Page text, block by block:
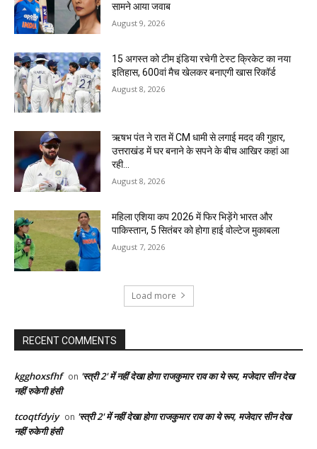
सामने आया जवाब
August 9, 2026
15 अगस्त को टीम इंडिया रचेगी टेस्ट क्रिकेट का नया
इतिहास, 600वां मैच खेलकर बनाएगी खास रिकॉर्ड
August 8, 2026
ऋषभ पंत ने रात में CM धामी से लगाई मदद की गुहार,
उत्तराखंड में घर बनाने के सपने के बीच आखिर कहां आ
रही...
August 8, 2026
महिला एशिया कप 2026 में फिर भिड़ेंगे भारत और
पाकिस्तान, 5 सितंबर को होगा हाई वोल्टेज मुकाबला
August 7, 2026
Load more
RECENT COMMENTS
kgghoxsfhf on 'स्त्री 2' में नहीं देखा होगा राजकुमार राव का ये रूप, मजेदार सीन देख
नहीं रुकेगी हंसी
tcoqtfdyiy on 'स्त्री 2' में नहीं देखा होगा राजकुमार राव का ये रूप, मजेदार सीन देख
नहीं रुकेगी हंसी